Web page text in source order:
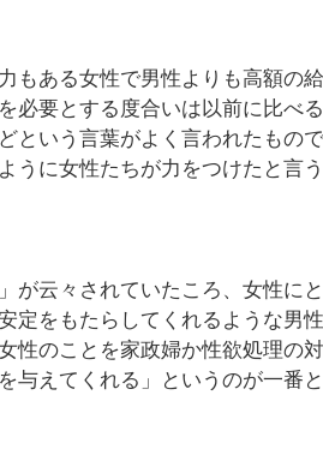
もある女性で男性よりも高額の
必要とする度合いは以前に比べ
という言葉がよく言われたもの
うに女性たちが力をつけたと言
」が云々されていたころ、女性に
定をもたらしてくれるような男
性のことを家政婦か性欲処理の
与えてくれる」というのが一番